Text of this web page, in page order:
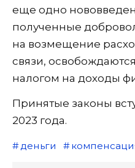
еще одно
полученные
на возмещение
связи,
налогом на доходы
Принятые законы
2023 года.
деньги